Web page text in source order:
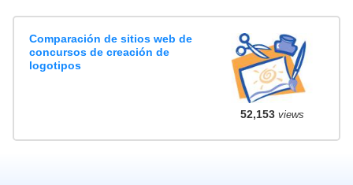
Comparación de sitios web de
concursos de creación de
logotipos
52,153views